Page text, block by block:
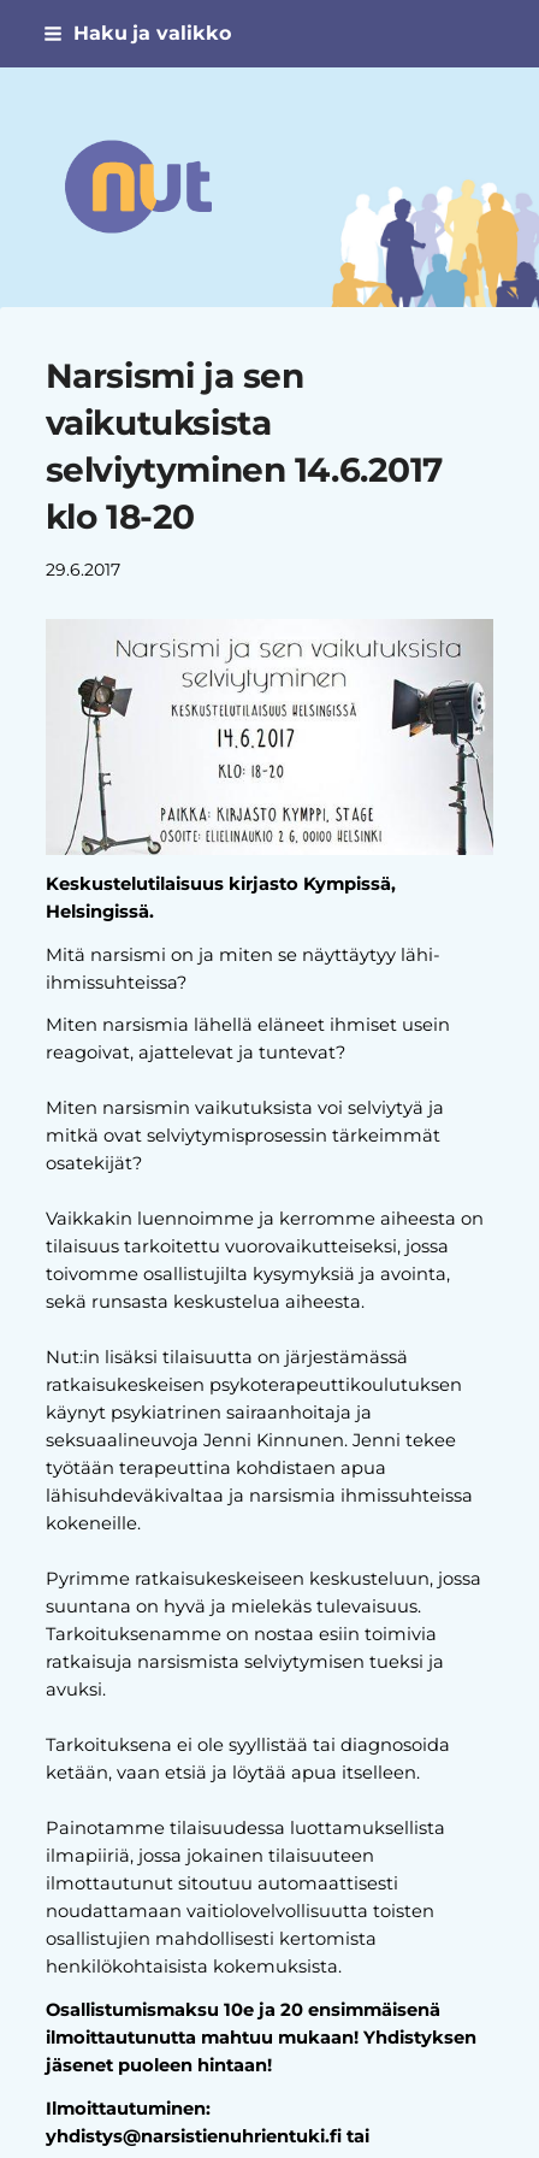
Siirry
Haku ja valikko
Narsismin uhrien tuki ry
Narsismi ja sen
vaikutuksista
selviytyminen 14.6.2017
klo 18-20
29.6.2017
Keskustelutilaisuus kirjasto Kympissä,
Helsingissä.
​Mitä narsismi on ja miten se näyttäytyy lähi-
ihmissuhteissa?
Miten narsismia lähellä eläneet ihmiset usein
reagoivat, ajattelevat ja tuntevat?
Miten narsismin vaikutuksista voi selviytyä ja
mitkä ovat selviytymisprosessin tärkeimmät
osatekijät?
Vaikkakin luennoimme ja kerromme aiheesta on
tilaisuus tarkoitettu vuorovaikutteiseksi, jossa
toivomme osallistujilta kysymyksiä ja avointa,
sekä runsasta keskustelua aiheesta.
Nut:in lisäksi tilaisuutta on järjestämässä
ratkaisukeskeisen psykoterapeuttikoulutuksen
käynyt psykiatrinen sairaanhoitaja ja
seksuaalineuvoja Jenni Kinnunen. Jenni tekee
työtään terapeuttina kohdistaen apua
lähisuhdeväkivaltaa ja narsismia ihmissuhteissa
kokeneille.
Pyrimme ratkaisukeskeiseen keskusteluun, jossa
suuntana on hyvä ja mielekäs tulevaisuus.
Tarkoituksenamme on nostaa esiin toimivia
ratkaisuja narsismista selviytymisen tueksi ja
avuksi.
Tarkoituksena ei ole syyllistää tai diagnosoida
ketään, vaan etsiä ja löytää apua itselleen.
Painotamme tilaisuudessa luottamuksellista
ilmapiiriä, jossa jokainen tilaisuuteen
ilmottautunut sitoutuu automaattisesti
noudattamaan vaitiolovelvollisuutta toisten
osallistujien mahdollisesti kertomista
henkilökohtaisista kokemuksista.
Osallistumismaksu 10e ja 20 ensimmäisenä
ilmoittautunutta mahtuu mukaan! Yhdistyksen
jäsenet puoleen hintaan!
Ilmoittautuminen:
yhdistys@narsistienuhrientuki.fi tai